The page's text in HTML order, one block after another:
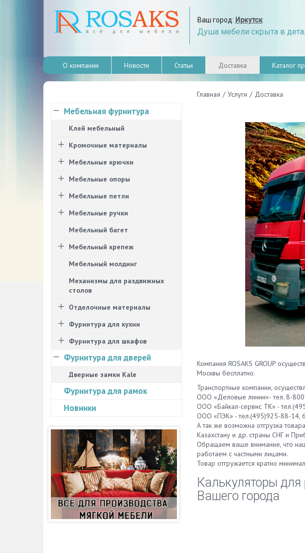
Ваш город: Иркутск
Душа мебели скрыта в
О компании Новости Статьи Доставка Каталог
Главная / Услуги / Доставка
Компания ROSAKS GROUP
Москвы бесплатно.
Транспортные компании,
ООО «Деловые линии»- тел. 8-
ООО «Байкал-сервис ТК» -
ООО «ПЭК» - тел.(495)925-88-14,
А так же возможна отгрузка
Казахстану и др. страны СНГ и
Обращаем ваше внимание, что
работаем с частными лицами.
Товар отгружается кратно
Калькуляторы для
Вашего города
Мебельная фурнитура
Клей мебельный
Кромочные материалы
Мебельные крючки
Мебельные опоры
Мебельные петли
Мебельные ручки
Мебельный багет
Мебельный крепеж
Мебельный молдинг
Механизмы для раздвижных
столов
Отделочные материалы
Фурнитура для кухни
Фурнитура для шкафов
Фурнитура для дверей
Дверные замки Kale
Фурнитура для рамок
Новинки